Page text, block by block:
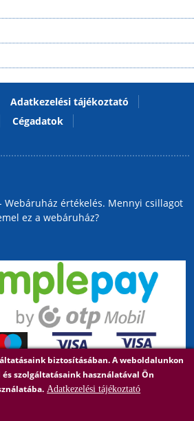
Adatkezelési tájékoztató
Cégadatok
biztosításában. A weboldalunkon
szolgáltatásaink használatával Ön
Adatkezelési tájékoztató